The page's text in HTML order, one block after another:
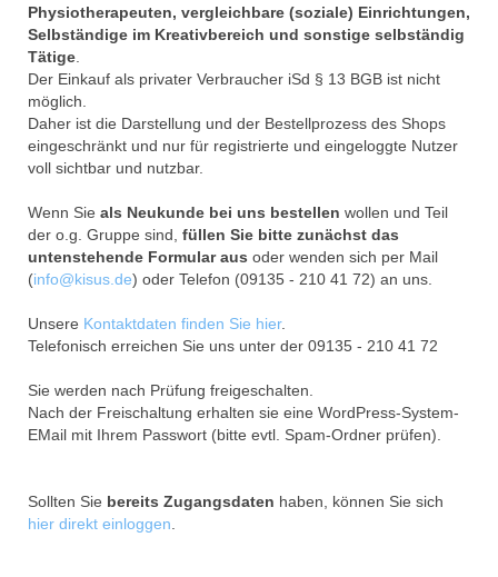
Physiotherapeuten, vergleichbare (soziale) Einrichtungen,
Selbständige im Kreativbereich und sonstige selbständig
Tätige
Der Einkauf als privater Verbraucher iSd § 13 BGB ist nicht
möglich.
Daher ist die Darstellung und der Bestellprozess des Shops
eingeschränkt und nur für registrierte und eingeloggte Nutzer
voll sichtbar und nutzbar.
Wenn Sie als Neukunde bei uns bestellen wollen und Teil
der o.g. Gruppe sind, füllen Sie bitte zunächst das
untenstehende Formular aus oder wenden sich per Mail
(info@kisus.de) oder Telefon (09135 - 210 41 72) an uns.
Unsere Kontaktdaten finden Sie hier.
Telefonisch erreichen Sie uns unter der 09135 - 210 41 72
Sie werden nach Prüfung freigeschalten.
Nach der Freischaltung erhalten sie eine WordPress-System-
EMail mit Ihrem Passwort (bitte evtl. Spam-Ordner prüfen).
Sollten Sie bereits Zugangsdaten haben, können Sie sich
hier direkt einloggen